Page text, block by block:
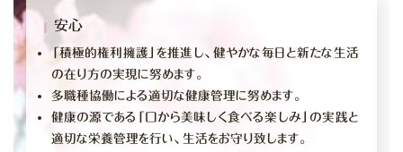
安心
「積極的権利擁護」を推進し、健やかな毎日と新たな生活
の在り方の実現に努めます。
多職種協働による適切な健康管理に努めます。
健康の源である「口から美味しく食べる楽しみ」の実践と
適切な栄養管理を行い、生活をお守り致します。